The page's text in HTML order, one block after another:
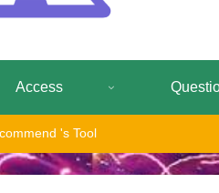
Access
's Tool